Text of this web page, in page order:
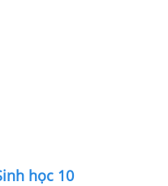
học 10